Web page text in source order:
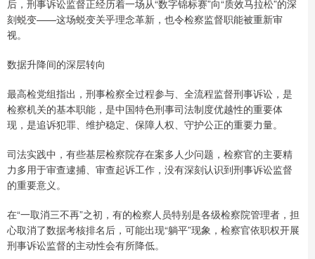
后，刑事诉讼监督正经历着一场从“数字锦标赛”向“质效马拉松”的深
刻蜕变——这场蜕变关乎理念革新，也令检察监督职能被重新审
视。
数据升降间的深层转向
最高检党组指出，刑事检察全过程参与、全流程监督刑事诉讼，是
检察机关的基本职能，是中国特色刑事司法制度优越性的重要体
现，是追诉犯罪、维护稳定、保障人权、守护公正的重要力量。
司法实践中，有些基层检察院存在案多人少问题，检察官的主要精
力多用于审查逮捕、审查起诉工作，没有深刻认识到刑事诉讼监督
的重要意义。
在“一取消三不再”之初，有的检察人员特别是各级检察院管理者，担
心取消了数据考核排名后，可能出现“躺平”现象，检察官依职权开展
刑事诉讼监督的主动性会有所降低。